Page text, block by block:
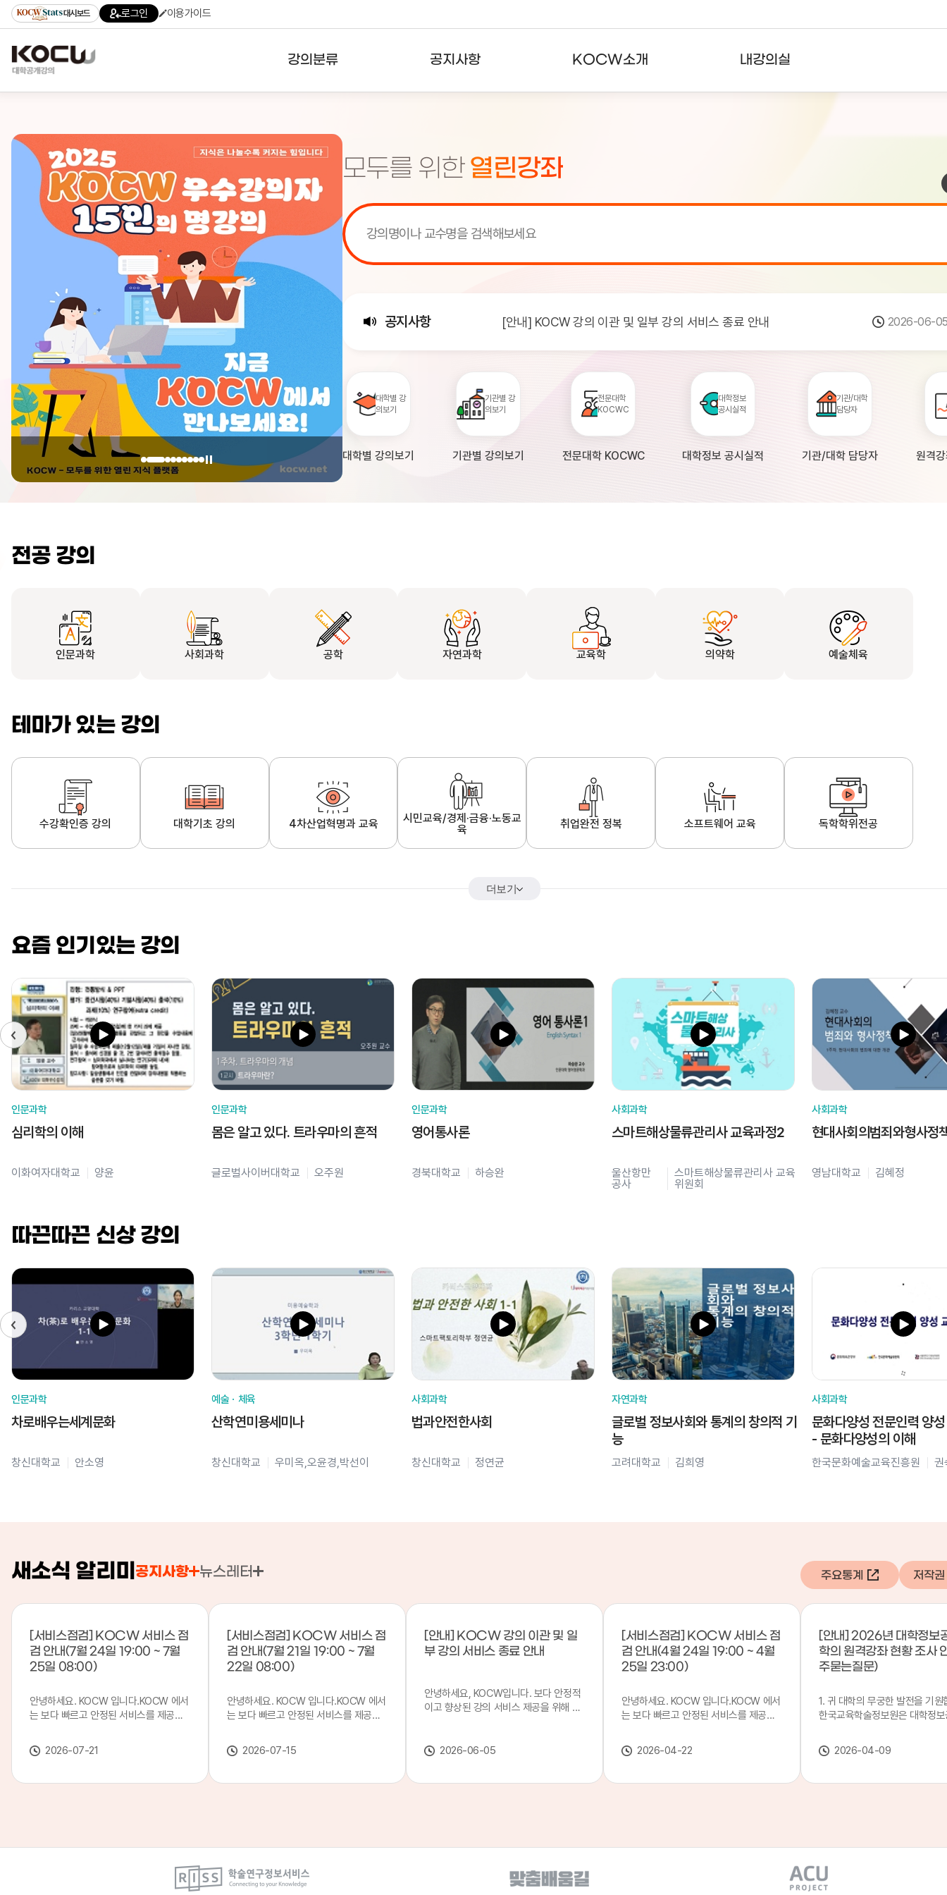
대시보드 로그인 이용가이드
강의분류
기관강의
테마강의
공지사항
주요통계현황
KOCW소개 내강의실
모두를 위한 열린강좌
공지사항
[서비스점검] KOCW 서비스 점검 안내(7월 24일 19:00 ~ 7월... 2026-07-
[안내] KOCW 강의 이관 및 일부 강의 서비스 종료 안내 2026-06-
[안내] 2026년 대학정보공시 대학의 원격강좌 현황 조사 안내(자주묻... 2026-04-
대학별 강
의보기
대학별 강의보기
기관별 강
의보기
기관별 강의보기
전문대학
KOCWC
전문대학 KOCWC
대학정보
공시실적
대학정보 공시실적
기관/대학
담당자
기관/대학 담당자 원격
전공 강의
인문과학 사회과학 공학 자연과학 교육학 의약학 예술체육
테마가 있는 강의
수강확인증 강의 대학기초 강의 4차산업혁명과 교육
시민교육/경제·금융·노동교
육
취업완전 정복 소프트웨어 교육 독학학위전공
더보기
요즘 인기있는 강의
인문과학
심리학의 이해
이화여자대학교 양윤
인문과학
몸은 알고 있다. 트라우마의 흔적
글로벌사이버대학교 오주원
인문과학
영어통사론
경북대학교 하승완
사회과학
스마트해상물류관리사 교육과정2
울산항만
공사
스마트해상물류관리사 교육
위원회
사회과학
현대사회의범죄와형사정
영남대학교 김혜정
따끈따끈 신상 강의
인문과학
차로배우는세계문화
창신대학교 안소영
예술ㆍ체육
산학연미용세미나
창신대학교 우미옥,오윤경,박선이
사회과학
법과안전한사회
창신대학교 정연균
자연과학
글로벌 정보사회와 통계의 창의적 기
능
고려대학교 김희영
사회과학
문화다양성 전문인력 양
- 문화다양성의 이해
한국문화예술교육진흥원 권
새소식 알리미 공지사항 뉴스레터
[서비스점검] KOCW 서비스 점
검 안내(7월 24일 19:00 ~ 7월
25일 08:00)
안녕하세요. KOCW 입니다.KOCW 에서
는 보다 빠르고 안정된 서비스를 제공하
합니다.※ 서비스 점검 작업 일시 : 7월
24일(금) 19:00 ~ 7월 25일(토) 08:00
안 서비스가 일시 중지될 수 있으니, 이
2026-07-21
[서비스점검] KOCW 서비스 점
검 안내(7월 21일 19:00 ~ 7월
22일 08:00)
안녕하세요. KOCW 입니다.KOCW 에서
는 보다 빠르고 안정된 서비스를 제공하
합니다.※ 서비스 점검 작업 일시 : 7월 21
일(화) 19:00 ~ 7월 22일(수) 08:00이
서비스가일시 중지될 수 있으니, 이 점 양
2026-07-15
[안내] KOCW 강의 이관 및 일
부 강의 서비스 종료 안내
안녕하세요, KOCW입니다. 보다 안정적
이고 향상된 강의 서비스 제공을 위해 강
스가 종료될 예정이오니, 이용에 참고하
종료 강의 안내 이관 작업으로 인해 일부
었습니다. 서비스 종료 강의 목록은 아래
링크에서 확인하실 수 있습니다. → 서비
2026-06-05
[서비스점검] KOCW 서비스 점
검 안내(4월 24일 19:00 ~ 4월
25일 23:00)
안녕하세요. KOCW 입니다.KOCW 에서
는 보다 빠르고 안정된 서비스를 제공하
합니다.※ 서비스 점검 작업 일시 : 4월
24일(금) 19:00 ~ 4월 25일(토) 23:00
안 일시중지될 예정이오니, 이 점 양해하
2026-04-22
[안내] 2026년 대학정보
학의 원격강좌 현황 조사
주묻는질문)
1. 귀 대학의 무궁한 발전을 기원
한국교육학술정보원은 대학정
본 조사는 2025. 3. 1~2026. 2.
에 운영된 원격강좌(이러닝) 현
강좌(12-바)'에 데이터를 연계할
인시 캠퍼스인 경우 해당 캠퍼스
있는 기관명을 선택하시면 됩니
2026-04-09
주요통계 저작